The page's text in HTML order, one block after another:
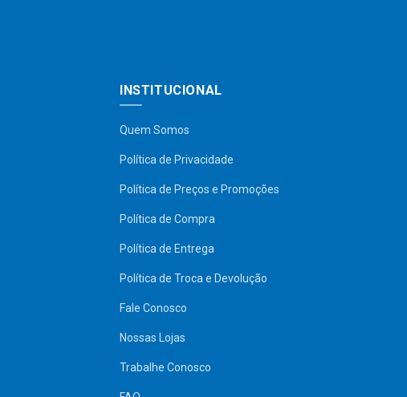
INSTITUCIONAL
Quem Somos
Política de Privacidade
Política de Preços e Promoções
Política de Compra
Política de Entrega
Política de Troca e Devolução
Fale Conosco
Nossas Lojas
Trabalhe Conosco